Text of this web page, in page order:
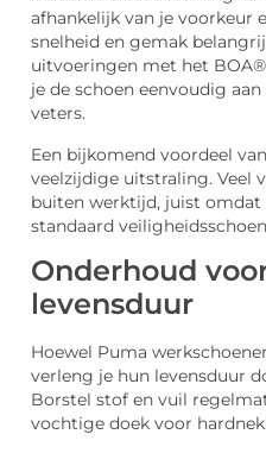
afhankelijk van je voorkeur
snelheid en gemak
uitvoeringen met het
je de schoen eenvoudig
veters.
Een bijkomend voordeel
veelzijdige uitstraling. Veel
buiten werktijd, juist omdat
standaard
Onderhoud
levensduur
Hoewel Puma
verleng je hun levensduur
Borstel stof en vuil
vochtige doek voor